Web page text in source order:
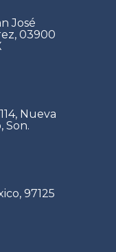
José
03900
Nueva
Son.
97125